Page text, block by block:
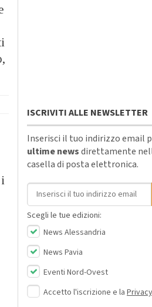
ISCRIVITI ALLE NEWSLETTER
Inserisci il tuo indirizzo email
ultime newsdirettamente
casella di posta elettronica.
Indirizzo email
Scegli le tue edizioni:
News Alessandria
News Pavia
Eventi Nord-Ovest
Accetto l'iscrizione e la